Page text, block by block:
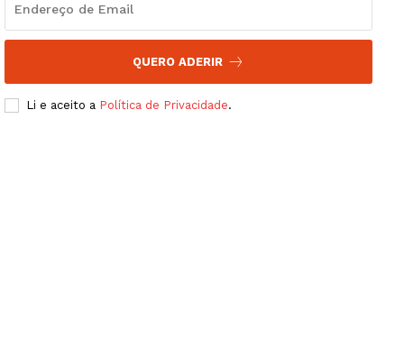
Artigos
Grande Entrevista
QUERO ADERIR
Li e aceito a Política de Privacidade.